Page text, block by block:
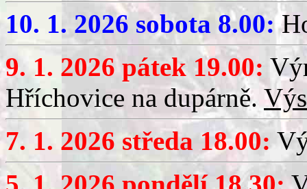
10. 1. 2026 sobota 8.00:
9. 1. 2026 pátek 19.00:
Hříchovice na dupárně.
7. 1. 2026 středa 18.00: